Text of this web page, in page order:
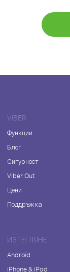
VIBER
Функции
Блог
Сигурност
Viber Out
Цени
Поддръжка
ИЗТЕГЛЯНЕ
Android
iPhone & iPad